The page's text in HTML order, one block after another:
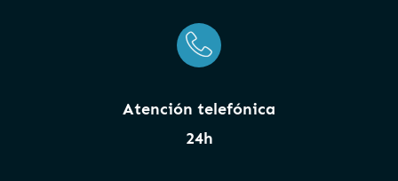
Atención telefónica
24h